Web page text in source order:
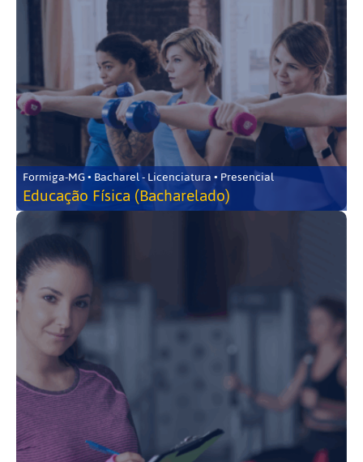
Formiga-MG • Bacharel - Licenciatura • Presencial
Educação Física (Bacharelado)